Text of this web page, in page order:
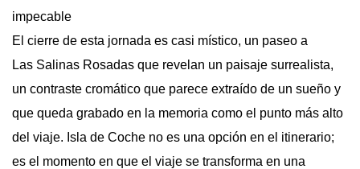
impecable
El cierre de esta jornada es casi místico, un paseo a
Las Salinas Rosadas que revelan un paisaje surrealista,
un contraste cromático que parece extraído de un sueño y
que queda grabado en la memoria como el punto más alto
del viaje. Isla de Coche no es una opción en el itinerario;
es el momento en que el viaje se transforma en una